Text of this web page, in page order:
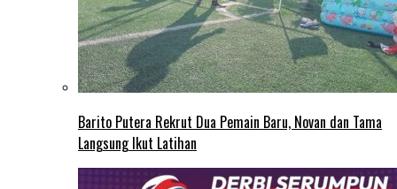
Barito Putera Rekrut Dua Pemain Baru, Novan dan Tama
Langsung Ikut Latihan